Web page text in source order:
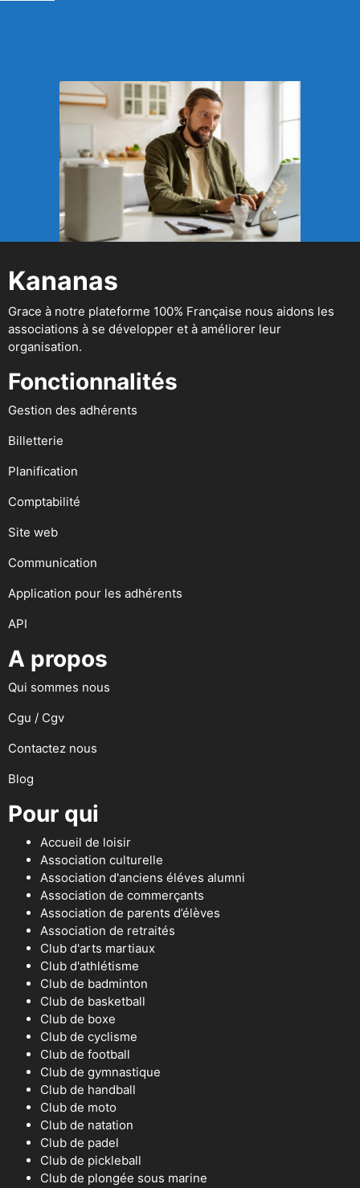
Kananas
Grace à notre plateforme 100% Française nous aidons les
associations à se développer et à améliorer leur
organisation.
Fonctionnalités
Gestion des adhérents
Billetterie
Planification
Comptabilité
Site web
Communication
Application pour les adhérents
API
A propos
Qui sommes nous
Cgu / Cgv
Contactez nous
Blog
Pour qui
Accueil de loisir
Association culturelle
Association d'anciens éléves alumni
Association de commerçants
Association de parents d’élèves
Association de retraités
Club d'arts martiaux
Club d'athlétisme
Club de badminton
Club de basketball
Club de boxe
Club de cyclisme
Club de football
Club de gymnastique
Club de handball
Club de moto
Club de natation
Club de padel
Club de pickleball
Club de plongée sous marine